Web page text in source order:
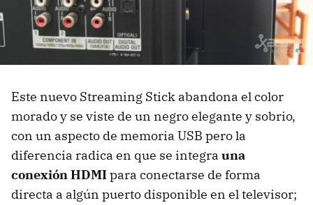
Este nuevo Streaming Stick abandona el color
morado y se viste de un negro elegante y sobrio,
con un aspecto de memoria USB pero la
diferencia radica en que se integra una
conexión HDMIpara conectarse de forma
directa a algún puerto disponible en el televisor;